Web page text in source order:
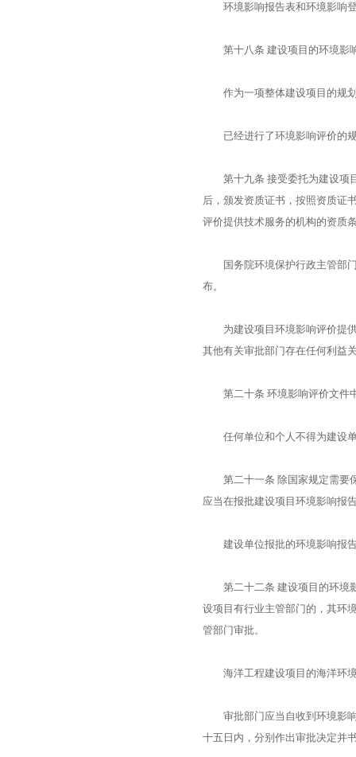
环境影响报告表和环境影响登
第十八条 建设项目的环境影
作为一项整体建设项目的规划
已经进行了环境影响评价的规
第十九条 接受委托为建设项目
后，颁发资质证书，按照资质证
评价提供技术服务的机构的资质
国务院环境保护行政主管部门
布。
为建设项目环境影响评价提供
其他有关审批部门存在任何利益
第二十条 环境影响评价文件中
任何单位和个人不得为建设单
第二十一条 除国家规定需要保
应当在报批建设项目环境影响报
建设单位报批的环境影响报告
第二十二条 建设项目的环境影
设项目有行业主管部门的，其环
管部门审批。
海洋工程建设项目的海洋环境
审批部门应当自收到环境影响
十五日内，分别作出审批决定并